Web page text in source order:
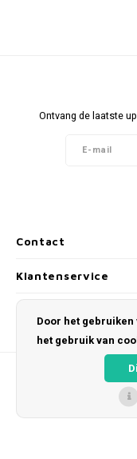
Contact
Ontvang de laatste
Klantenservice
© Copyright 2026
Door het
het gebruik van